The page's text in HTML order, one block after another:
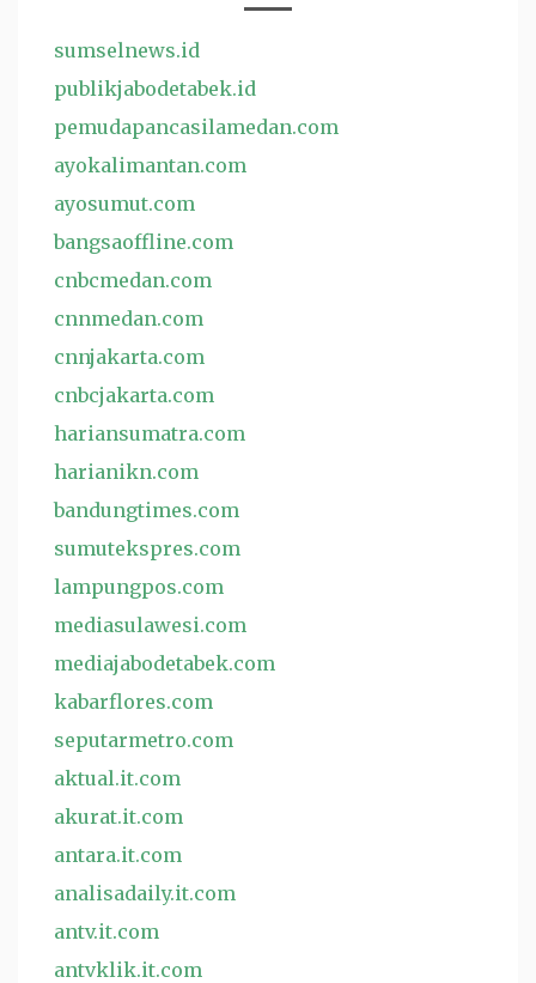
sumselnews.id
publikjabodetabek.id
pemudapancasilamedan.com
ayokalimantan.com
ayosumut.com
bangsaoffline.com
cnbcmedan.com
cnnmedan.com
cnnjakarta.com
cnbcjakarta.com
hariansumatra.com
harianikn.com
bandungtimes.com
sumutekspres.com
lampungpos.com
mediasulawesi.com
mediajabodetabek.com
kabarflores.com
seputarmetro.com
aktual.it.com
akurat.it.com
antara.it.com
analisadaily.it.com
antv.it.com
antvklik.it.com